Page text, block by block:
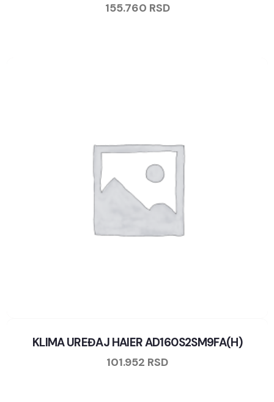
155.760 RSD
KLIMA UREĐAJ HAIER AD160S2SM9FA(H)
101.952 RSD